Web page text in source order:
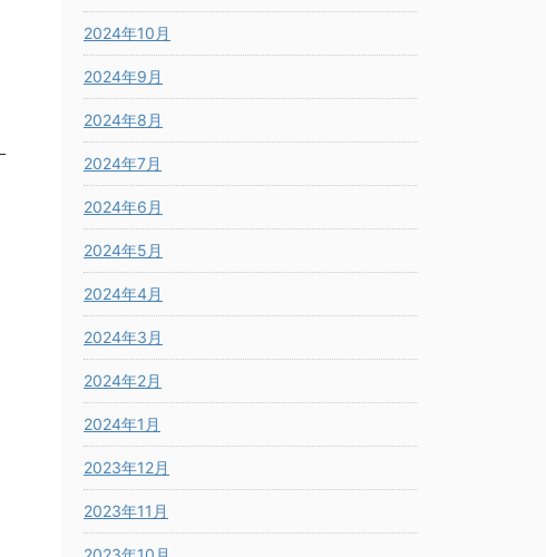
2024年10月
2024年9月
2024年8月
2024年7月
2024年6月
2024年5月
2024年4月
2024年3月
2024年2月
2024年1月
2023年12月
2023年11月